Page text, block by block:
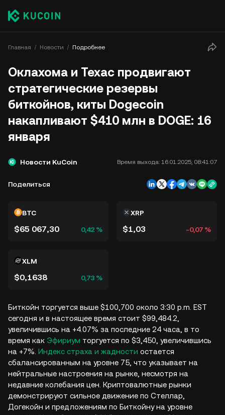
Главная Новости Подробнее
Оклахома и Техас продвигают
стратегические резервы
биткойнов, киты Dogecoin
накапливают $410 млн в DOGE: 16
января
Новости KuCoin Время выхода: 16.01.2025, 08:41:07
Поделиться
BTC
$65 067,30 0,42 %
XRP
$1,03 -0,07 %
XLM
$0,1638 0,73 %
Биткойн торгуется выше $100,700 около 3:30 p.m. EST
сегодня и в настоящее время стоит $99,484.2,
увеличившись на +4.07% за последние 24 часа, в то
время как Эфириум торгуется по $3,450, увеличившись
на +7%. Индекс страха и жадности остается
сбалансированным на уровне 75, что указывает на
нейтральные настроения на рынке, несмотря на
недавние колебания цен. Криптовалютные рынки
демонстрируют сильное движение по Стеллар,
Догекойн и предложениям по Биткойну на уровне